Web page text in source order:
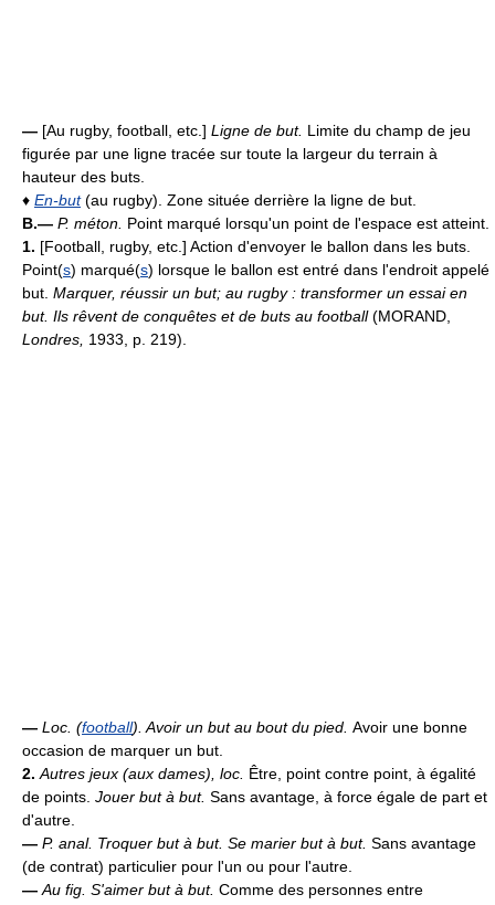
— [Au rugby, football, etc.] Ligne de but. Limite du champ de jeu
figurée par une ligne tracée sur toute la largeur du terrain à
hauteur des buts.
♦ En-but(au rugby). Zone située derrière la ligne de but.
B.— P. méton. Point marqué lorsqu'un point de l'espace est atteint.
1. [Football, rugby, etc.] Action d'envoyer le ballon dans les buts.
Point(s) marqué(s) lorsque le ballon est entré dans l'endroit appelé
but. Marquer, réussir un but; au rugby : transformer un essai en
but. Ils rêvent de conquêtes et de buts au football(MORAND,
Londres, 1933, p. 219).
— Loc. (football). Avoir un but au bout du pied. Avoir une bonne
occasion de marquer un but.
2. Autres jeux (aux dames), loc. Être, point contre point, à égalité
de points. Jouer but à but. Sans avantage, à force égale de part et
d'autre.
— P. anal. Troquer but à but. Se marier but à but. Sans avantage
(de contrat) particulier pour l'un ou pour l'autre.
— Au fig. S'aimer but à but. Comme des personnes entre